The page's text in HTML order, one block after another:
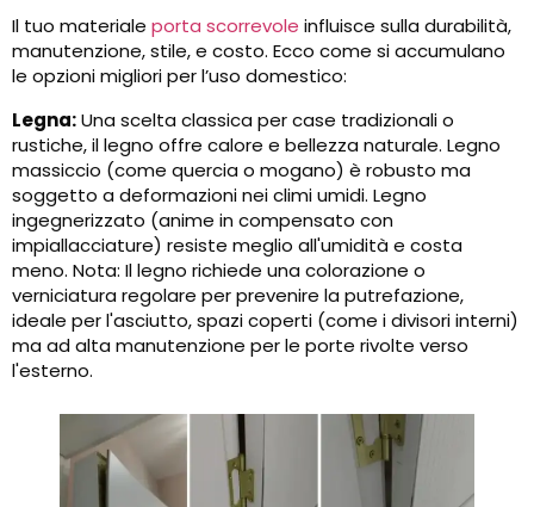
Il tuo materiale porta scorrevole influisce sulla durabilità,
manutenzione, stile, e costo. Ecco come si accumulano
le opzioni migliori per l’uso domestico:
Legna:Una scelta classica per case tradizionali o
rustiche, il legno offre calore e bellezza naturale. Legno
massiccio (come quercia o mogano) è robusto ma
soggetto a deformazioni nei climi umidi. Legno
ingegnerizzato (anime in compensato con
impiallacciature) resiste meglio all'umidità e costa
meno. Nota: Il legno richiede una colorazione o
verniciatura regolare per prevenire la putrefazione,
ideale per l'asciutto, spazi coperti (come i divisori interni)
ma ad alta manutenzione per le porte rivolte verso
l'esterno.